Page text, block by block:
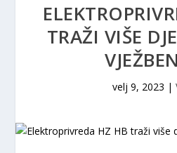
TRAŽI VIŠE
velj 9, 2023 |